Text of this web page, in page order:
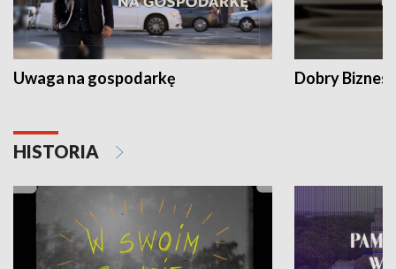
Uwaga na gospodarkę Dobry Biznes
HISTORIA